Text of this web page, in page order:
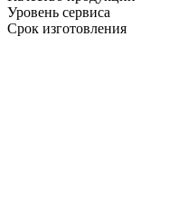
Уровень сервиса
Срок изготовления